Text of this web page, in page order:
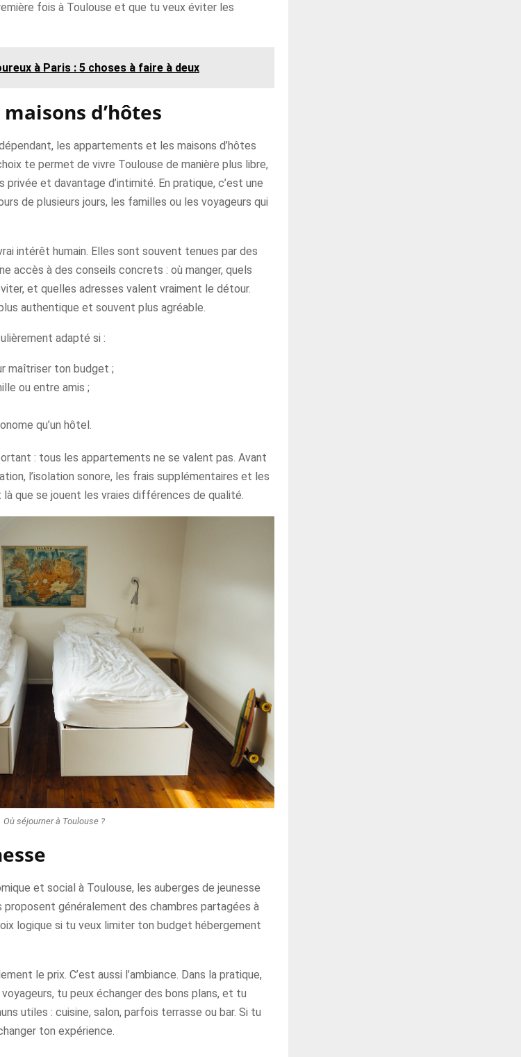
fois à Toulouse et que tu veux éviter les
à Paris : 5 choses à faire à deux
d’hôtes
les appartements et les maisons d’hôtes
te permet de vivre Toulouse de manière plus libre,
privée et davantage d’intimité. En pratique, c’est une
de plusieurs jours, les familles ou les voyageurs qui
intérêt humain. Elles sont souvent tenues par des
accès à des conseils concrets : où manger, quels
et quelles adresses valent vraiment le détour.
authentique et souvent plus agréable.
adapté si :
maîtriser ton budget ;
ou entre amis ;
qu’un hôtel.
: tous les appartements ne se valent pas. Avant
l’isolation sonore, les frais supplémentaires et les
là que se jouent les vraies différences de qualité.
Où séjourner à Toulouse ?
et social à Toulouse, les auberges de jeunesse
généralement des chambres partagées à
logique si tu veux limiter ton budget hébergement
le prix. C’est aussi l’ambiance. Dans la pratique,
tu peux échanger des bons plans, et tu
utiles : cuisine, salon, parfois terrasse ou bar. Si tu
ton expérience.